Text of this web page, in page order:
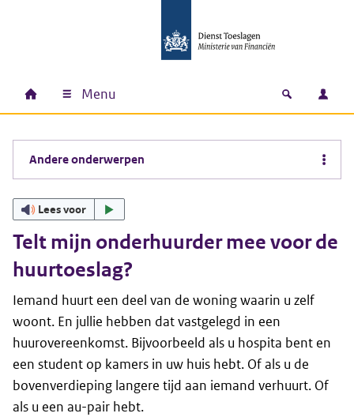
Hoofdnavigatie
Home Menu Open
Andere onderwerpen
Lees voor
Telt mijn onderhuurder mee voor de
huurtoeslag?
Iemand huurt een deel van de woning waarin u zelf
woont. En jullie hebben dat vastgelegd in een
huurovereenkomst. Bijvoorbeeld als u hospita bent en
een student op kamers in uw huis hebt. Of als u de
bovenverdieping langere tijd aan iemand verhuurt. Of
als u een au-pair hebt.